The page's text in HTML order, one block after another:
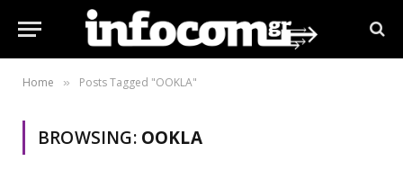
Home » Posts Tagged "OOKLA"
BROWSING: OOKLA